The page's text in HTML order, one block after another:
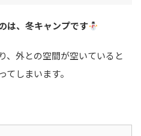
は、冬キャンプです
、外との空間が空いていると
しまいます。